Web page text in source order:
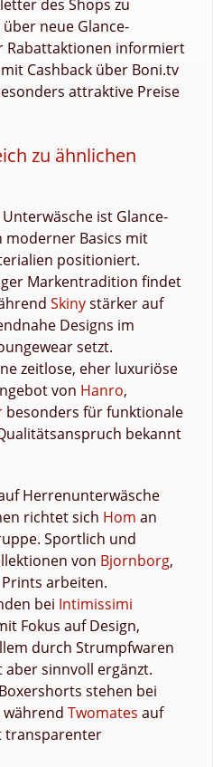
des Shops zu
neue Glance-
Rabattaktionen informiert
Cashback über Boni.tv
attraktive Preise
zu ähnlichen
ist Glance-
moderner Basics mit
positioniert.
Markentradition findet
Skinystärker auf
Designs im
setzt.
zeitlose, eher luxuriöse
von Hanro,
besonders für funktionale
bekannt
Herrenunterwäsche
richtet sich Hom an
Sportlich und
von Bjornborg,
arbeiten.
bei Intimissimi
Fokus auf Design,
durch Strumpfwaren
sinnvoll ergänzt.
stehen bei
Twomates auf
transparenter